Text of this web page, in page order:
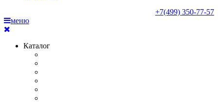
+7(499) 350-77-57
меню
Каталог